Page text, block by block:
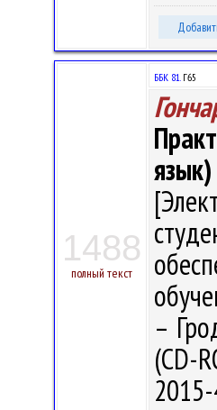
1488
полный текст
ББК 81.Г65
язык)
–
(CD-